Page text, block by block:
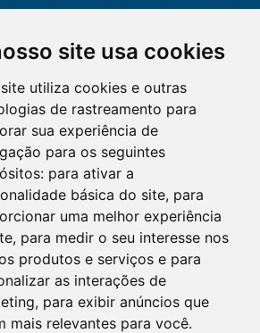
site usa cookies
utiliza cookies e outras
de rastreamento para
sua experiência de
para os seguintes
para ativar a
básica do site, para
uma melhor experiência
, para medir o seu interesse nos
produtos e serviços e para
as interações de
, para exibir anúncios que
mais relevantes para você.